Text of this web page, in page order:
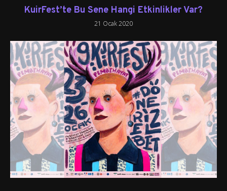
KuirFest’te Bu Sene Hangi Etkinlikler Var?
21 Ocak 2020